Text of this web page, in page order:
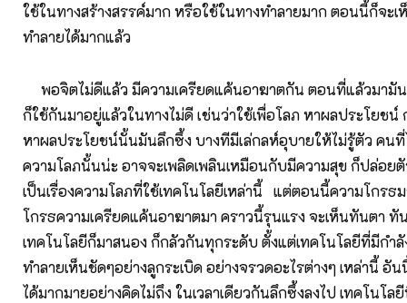
ใช้ในทางสร้างสรรค์มาก หรือใช้ในทางทำลายมาก ตอนนี้ก็จะเ
ทำลายได้มากแล้ว
พอจิตไม่ดีแล้ว มีความเครียดแค้นอาฆาตกัน ตอนที่แล้วมามัน
ก็ใช้กันมาอยู่แล้วในทางไม่ดี เช่นว่าใช้เพื่อโลภ หาผลประโยชน์
หาผลประโยชน์นั้นมันลึกซึ้ง บางทีมีเล่กลห์อุบายให้ไม่รู้ตัว คน
ความโลภนั้นน่ะ อาจจะเพลิดเพลินเหมือนกับมีความสุข ก็ปล่อย
เป็นเรื่องความโลภที่ใช้เทคโนโลยีเหล่านี้ แต่ตอนนี้ความโกรธ
โกรธความเครียดแค้นอาฆาตมา คราวนี้รุนแรง จะเห็นทันตา ทั
เทคโนโลยีก็มาสนอง ก็กลัวกันทุกระดับ ตั้งแต่เทคโนโลยีที่มีกำ
ทำลายเห็นชัดๆอย่างลูกระเบิด อย่างจรวดอะไรต่างๆ เหล่านี้ อั
ได้มากมายอย่างคิดไม่ถึง ในเวลาเดียวกันลึกซึ้งลงไป เทคโนโล